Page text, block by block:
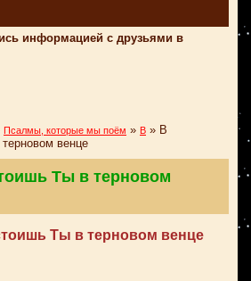
информацией с друзьями в
Псалмы, которые мы поём » В » В
венце
Ты в терновом
Ты в терновом венце